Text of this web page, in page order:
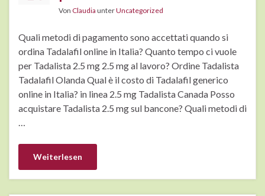
Von Claudia unterUncategorized
Quali metodi di pagamento sono accettati quando si
ordina Tadalafil online in Italia? Quanto tempo ci vuole
per Tadalista 2.5 mg 2.5 mg al lavoro? Ordine Tadalista
Tadalafil Olanda Qual è il costo di Tadalafil generico
online in Italia? in linea 2.5 mg Tadalista Canada Posso
acquistare Tadalista 2.5 mg sul bancone? Quali metodi di
…
Weiterlesen